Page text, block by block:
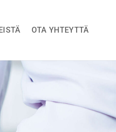
OTA YHTEYTTÄ